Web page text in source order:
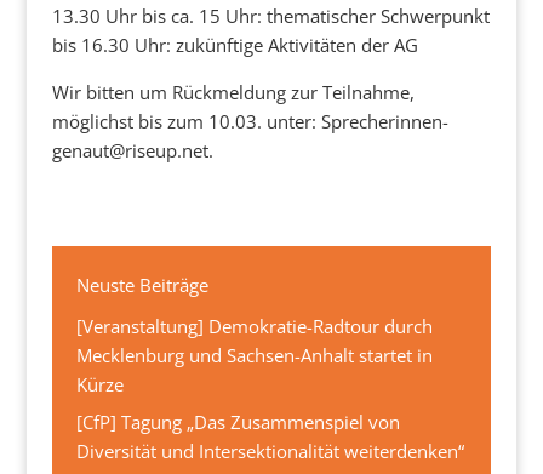
13.30 Uhr bis ca. 15 Uhr: thematischer Schwerpunkt
bis 16.30 Uhr: zukünftige Aktivitäten der AG
Wir bitten um Rückmeldung zur Teilnahme,
möglichst bis zum 10.03. unter: Sprecherinnen-
genaut@riseup.net.
Neuste Beiträge
[Veranstaltung] Demokratie-Radtour durch
Mecklenburg und Sachsen-Anhalt startet in
Kürze
[CfP] Tagung „Das Zusammenspiel von
Diversität und Intersektionalität weiterdenken“